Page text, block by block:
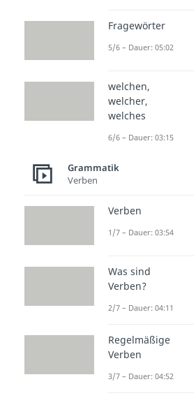
Fragewörter
5/6 – Dauer: 05:02
welchen,
welcher,
welches
6/6 – Dauer: 03:15
Grammatik
Verben
Verben
1/7 – Dauer: 03:54
Was sind
Verben?
2/7 – Dauer: 04:11
Regelmäßige
Verben
3/7 – Dauer: 04:52